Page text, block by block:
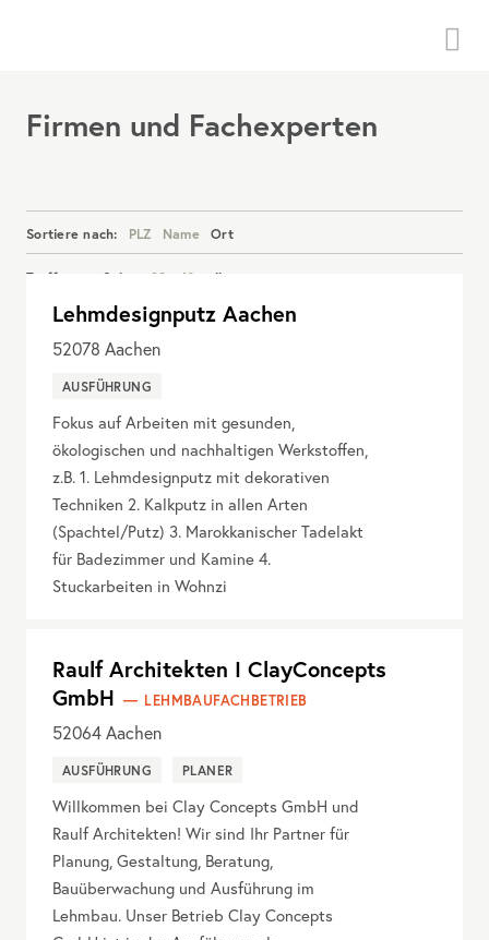
Firmen und Fachexperten
Sortiere nach: PLZ Name Ort
Treffer pro Seite: 20 40 alle
Details anzeigen
Lehmdesignputz Aachen
52078 Aachen
AUSFÜHRUNG
Fokus auf Arbeiten mit gesunden,
ökologischen und nachhaltigen Werkstoffen,
z.B. 1. Lehmdesignputz mit dekorativen
Techniken 2. Kalkputz in allen Arten
(Spachtel/Putz) 3. Marokkanischer Tadelakt
für Badezimmer und Kamine 4.
Stuckarbeiten in Wohnzi
Raulf Architekten I ClayConcepts
GmbH
LEHMBAUFACHBETRIEB
52064Aachen
AUSFÜHRUNG PLANER
Willkommen bei Clay Concepts GmbH und
Raulf Architekten! Wir sind Ihr Partner für
Planung, Gestaltung, Beratung,
Bauüberwachung und Ausführung im
Lehmbau. Unser Betrieb Clay Concepts